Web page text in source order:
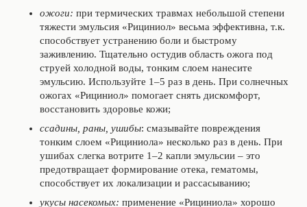
ожоги: при термических травмах небольшой степени
тяжести эмульсия «Рициниол» весьма эффективна, т.к.
способствует устранению боли и быстрому
заживлению. Тщательно остудив область ожога под
струей холодной воды, тонким слоем нанесите
эмульсию. Используйте 1–5 раз в день. При солнечных
ожогах «Рициниол» помогает снять дискомфорт,
восстановить здоровье кожи;
ссадины, раны, ушибы: смазывайте повреждения
тонким слоем «Рициниола» несколько раз в день. При
ушибах слегка вотрите 1–2 капли эмульсии – это
предотвращает формирование отека, гематомы,
способствует их локализации и рассасыванию;
укусы насекомых: применение «Рициниола» хорошо